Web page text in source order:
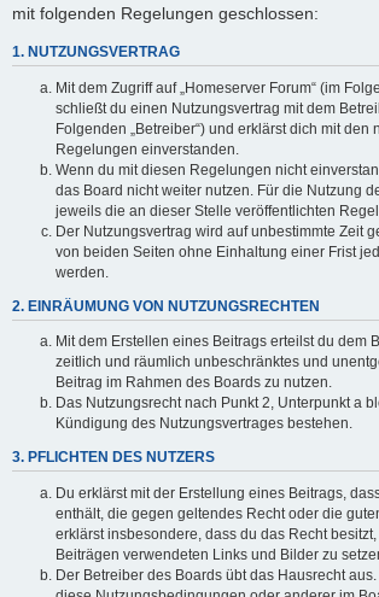
mit folgenden Regelungen geschlossen:
1. NUTZUNGSVERTRAG
Mit dem Zugriff auf „Homeserver Forum“ (im
schließt du einen Nutzungsvertrag mit dem
Folgenden „Betreiber“) und erklärst dich mit den
Regelungen einverstanden.
Wenn du mit diesen Regelungen nicht
das Board nicht weiter nutzen. Für die Nutzung
jeweils die an dieser Stelle veröffentlichten
Der Nutzungsvertrag wird auf unbestimmte Zeit
von beiden Seiten ohne Einhaltung einer Frist
werden.
2. EINRÄUMUNG VON NUTZUNGSRECHTEN
Mit dem Erstellen eines Beitrags erteilst du dem
zeitlich und räumlich unbeschränktes und
Beitrag im Rahmen des Boards zu nutzen.
Das Nutzungsrecht nach Punkt 2, Unterpunkt a
Kündigung des Nutzungsvertrages bestehen.
3. PFLICHTEN DES NUTZERS
Du erklärst mit der Erstellung eines Beitrags,
enthält, die gegen geltendes Recht oder die
erklärst insbesondere, dass du das Recht
Beiträgen verwendeten Links und Bilder zu
Der Betreiber des Boards übt das Hausrecht